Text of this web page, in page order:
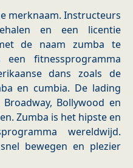
merknaam. Instructeurs
en een licentie
de naam zumba te
fitnessprogramma
dans zoals de
en cumbia. De lading
Bollywood en
Zumba is het hipste en
wereldwijd.
bewegen en plezier